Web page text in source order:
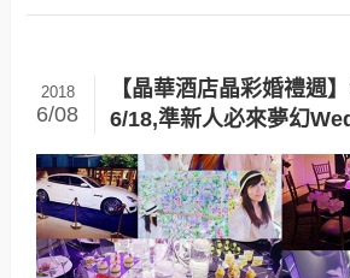
【晶華酒店晶彩婚禮週
6/18,準新人必來夢幻
2018
6/08